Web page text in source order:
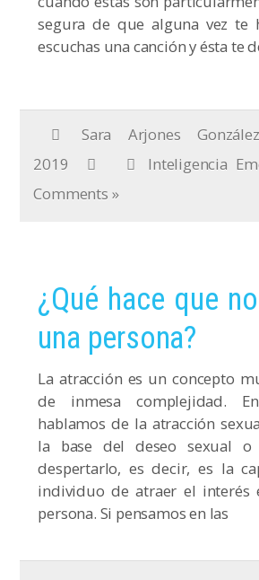
segura de que alguna vez te
escuchas una canción y ésta te
Sara Arjones González
2019
Inteligencia
Comments »
¿Qué hace que
una persona?
La atracción es un concepto
de inmesa complejidad.
hablamos de la atracción
la base del deseo sexual
despertarlo, es decir, es la
individuo de atraer el interés
persona. Si pensamos en las